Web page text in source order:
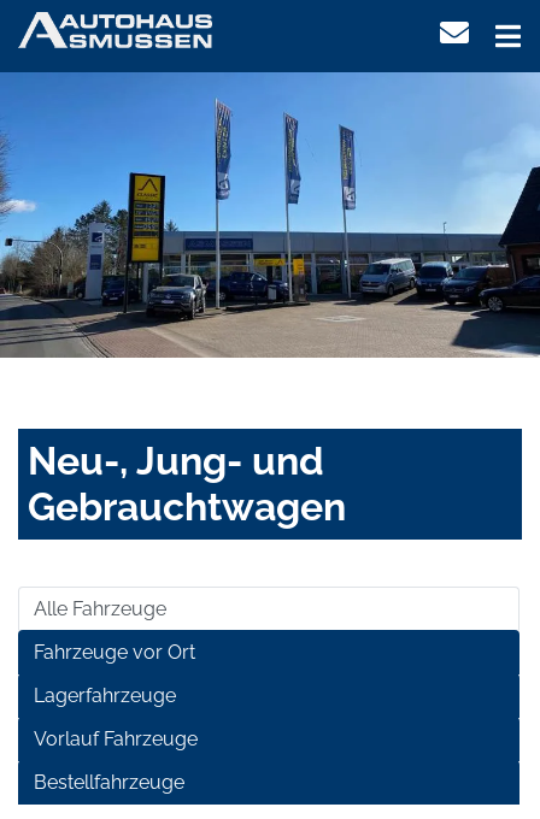
Neu-, Jung- und
Gebrauchtwagen
Alle Fahrzeuge
Fahrzeuge vor Ort
Lagerfahrzeuge
Vorlauf Fahrzeuge
Bestellfahrzeuge